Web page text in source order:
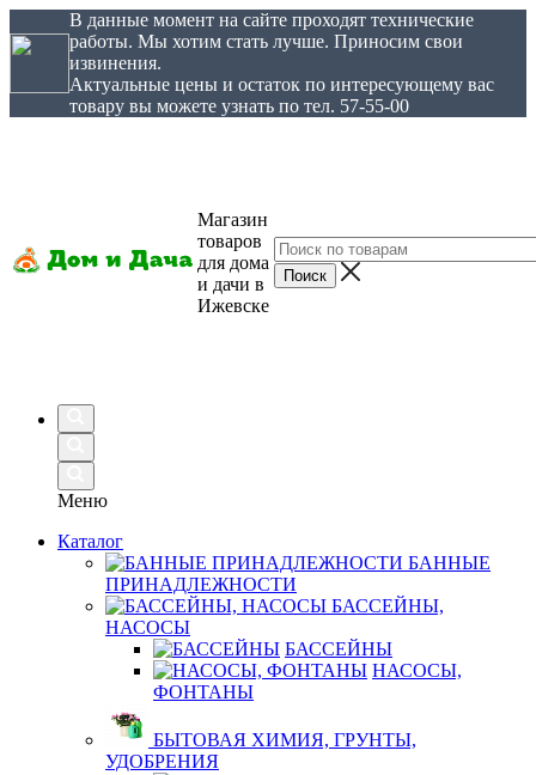
В данные момент на сайте проходят технические
работы. Мы хотим стать лучше. Приносим свои
извинения.
Актуальные цены и остаток по интересующему вас
товару вы можете узнать по тел. 57-55-00
Магазин
товаров
для дома
и дачи в
Ижевске
Меню
Каталог
БАННЫЕ
ПРИНАДЛЕЖНОСТИ
БАССЕЙНЫ,
НАСОСЫ
БАССЕЙНЫ
НАСОСЫ,
ФОНТАНЫ
БЫТОВАЯ ХИМИЯ, ГРУНТЫ,
УДОБРЕНИЯ